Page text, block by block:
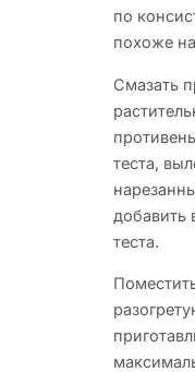
по
похоже
Смазать
теста,
добавить
теста.